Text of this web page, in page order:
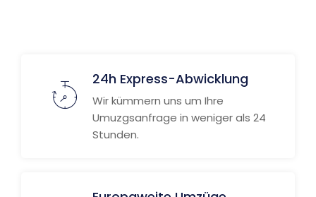
24h Express-Abwicklung
Wir kümmern uns um Ihre
Umuzgsanfrage in weniger als 24
Stunden.